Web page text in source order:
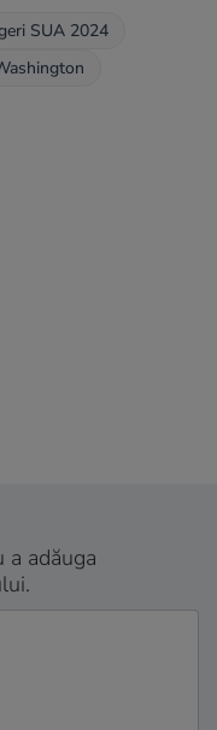
SUA 2024
a adăuga